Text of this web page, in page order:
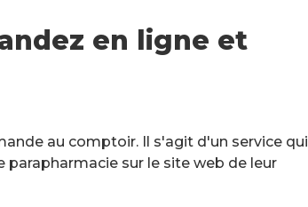
en ligne et
au comptoir. Il s'agit d'un service qui
sur le site web de leur